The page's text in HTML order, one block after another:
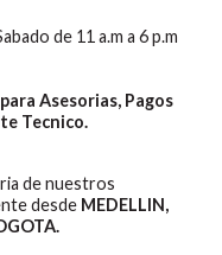
de 11 a.m a 6 p.m
Asesorias, Pagos
Tecnico.
de nuestros
desde MEDELLIN,